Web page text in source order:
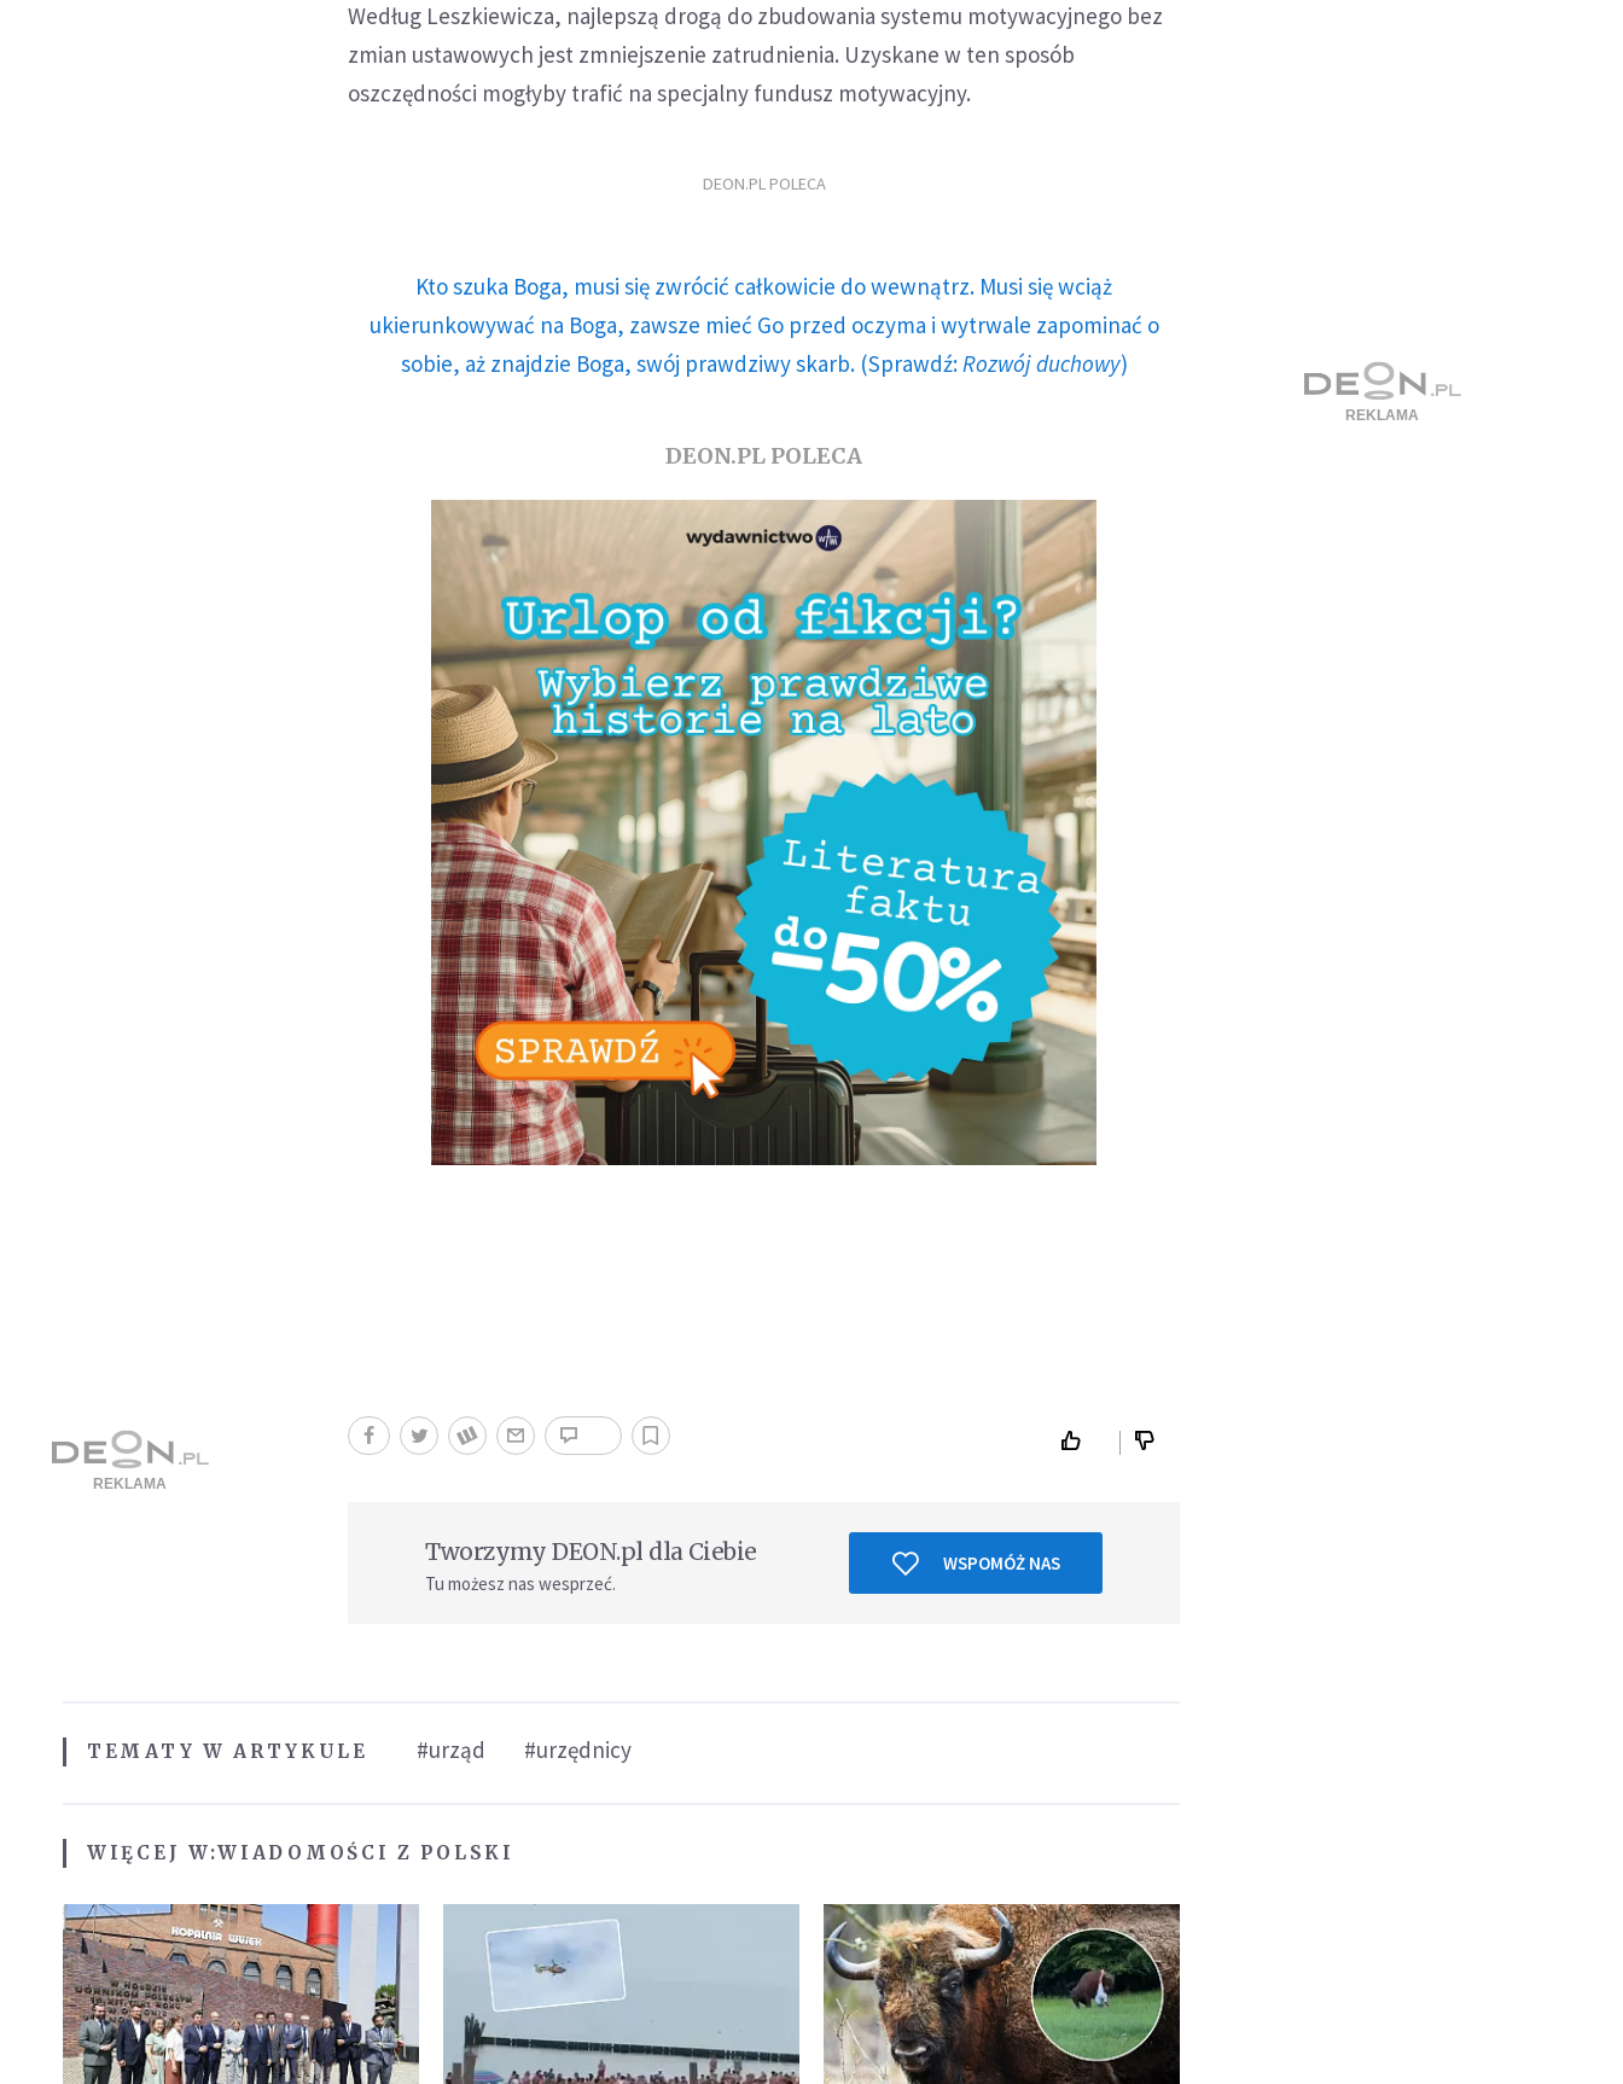
Według Leszkiewicza, najlepszą drogą do zbudowania systemu motywacyjnego bez
zmian ustawowych jest zmniejszenie zatrudnienia. Uzyskane w ten sposób
oszczędności mogłyby trafić na specjalny fundusz motywacyjny.
DEON.PL POLECA
Kto szuka Boga, musi się zwrócić całkowicie do wewnątrz. Musi się wciąż
ukierunkowywać na Boga, zawsze mieć Go przed oczyma i wytrwale zapominać o
sobie, aż znajdzie Boga, swój prawdziwy skarb. (Sprawdź:Rozwój duchowy)
DEON.PL POLECA
Tworzymy DEON.pl dla Ciebie
Tu możesz nas wesprzeć.
WSPOMÓŻ NAS
TEMATY W ARTYKULE #urząd #urzędnicy
WIĘCEJ W:WIADOMOŚCI Z POLSKI